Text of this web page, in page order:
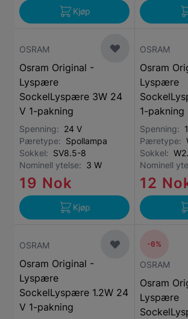
Kjøp
OSRAM
Osram Original -
Lyspære
SockelLyspære 3W 24
V 1-pakning
Spenning: 24 V
Pæretype: Spollampa
Sokkel: SV8.5-8
Nominell ytelse: 3 W
19 Nok
Kjøp
OSRAM
Osram
Lyspære
1-pakning
Spenning:
Pæretype:
Sokkel:
Nominell
12
OSRAM
Osram Original -
Lyspære
SockelLyspære 1.2W 24
V 1-pakning
OSRAM
Osram
Lyspære
-6%